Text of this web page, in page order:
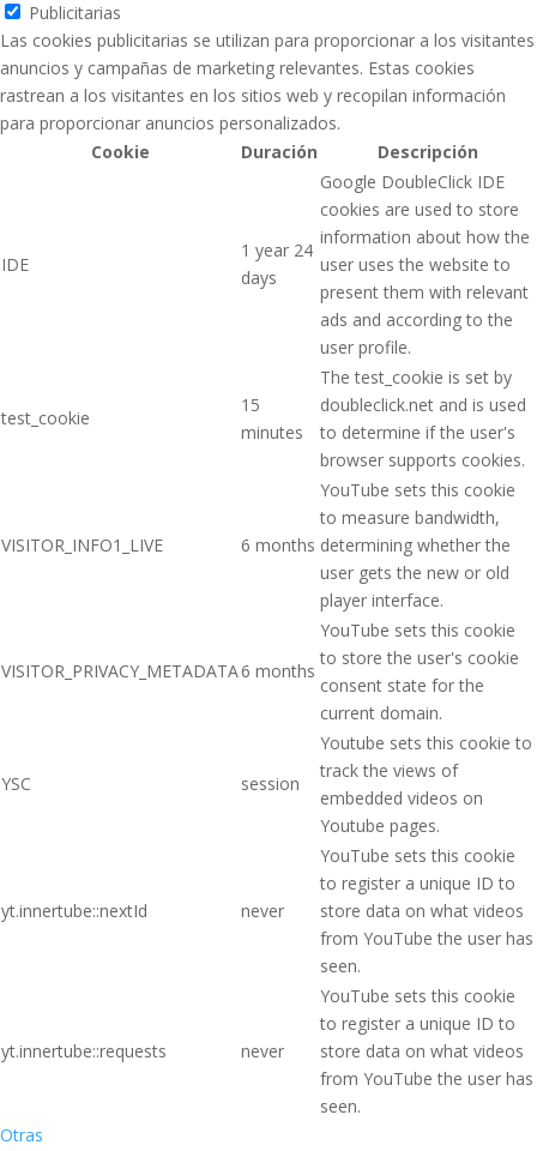
Publicitarias
Las cookies publicitarias se utilizan para proporcionar a los visitantes
anuncios y campañas de marketing relevantes. Estas cookies
rastrean a los visitantes en los sitios web y recopilan información
para proporcionar anuncios personalizados.
Cookie
Duración Descripción
IDE
1 year 24
days
Google DoubleClick IDE
cookies are used to store
information about how the
user uses the website to
present them with relevant
ads and according to the
user profile.
test_cookie
15
minutes
The test_cookie is set by
doubleclick.net and is used
to determine if the user's
browser supports cookies.
VISITOR_INFO1_LIVE 6 months
YouTube sets this cookie
to measure bandwidth,
determining whether the
user gets the new or old
player interface.
VISITOR_PRIVACY_METADATA6 months
YouTube sets this cookie
to store the user's cookie
consent state for the
current domain.
YSC session
Youtube sets this cookie to
track the views of
embedded videos on
Youtube pages.
yt.innertube::nextId never
YouTube sets this cookie
to register a unique ID to
store data on what videos
from YouTube the user has
seen.
yt.innertube::requests never
YouTube sets this cookie
to register a unique ID to
store data on what videos
from YouTube the user has
seen.
Otras